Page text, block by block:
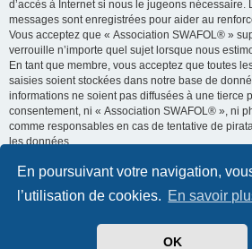
En poursuivant votre navigation,
l’utilisation de cookies. En savoir
OK
d’accès à Internet si nous le jugeons nécessaire.
messages sont enregistrées pour aider au
Vous acceptez que « Association SWAFOL® »
verrouille n’importe quel sujet lorsque nous
En tant que membre, vous acceptez que toutes
saisies soient stockées dans notre base de
informations ne soient pas diffusées à une tierce
consentement, ni « Association SWAFOL® », ni
comme responsables en cas de tentative de
les données.